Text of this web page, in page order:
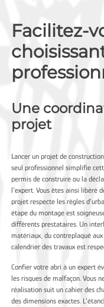
Facilitez-
Une
projet
Lancer un projet de
seul professionnel simplifie
permis de construire ou la
l’expert. Vous êtes ainsi libéré
projet respecte les règles
étape du montage est
différents prestataires. Un
matériaux, du contreplaqué
calendrier des travaux est
Confier votre abri à un expert
les risques de malfaçon. Vous
réalisation suit un cahier des
des dimensions exactes.